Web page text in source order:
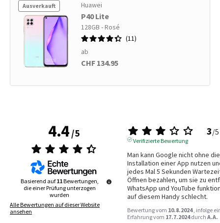
Ausverkauft Huawei
P40 Lite
128GB - Rosé
11
ab
CHF 134.95
4.4/5
Basierend auf11Bewertungen,
die einer Prüfung unterzogen
wurden
Alle Bewertungen auf dieser Website
ansehen
3/5
Verifizierte Bewertung
Man kann Google nicht ohne die
Installation einer App nutzen
jedes Mal 5 Sekunden
Öffnen bezahlen, um sie zu
WhatsApp und YouTube
auf diesem Handy schlecht.
Bewertung vom 10.8.2024 , infolge
Erfahrung vom 17.7.2024 durch A.A.